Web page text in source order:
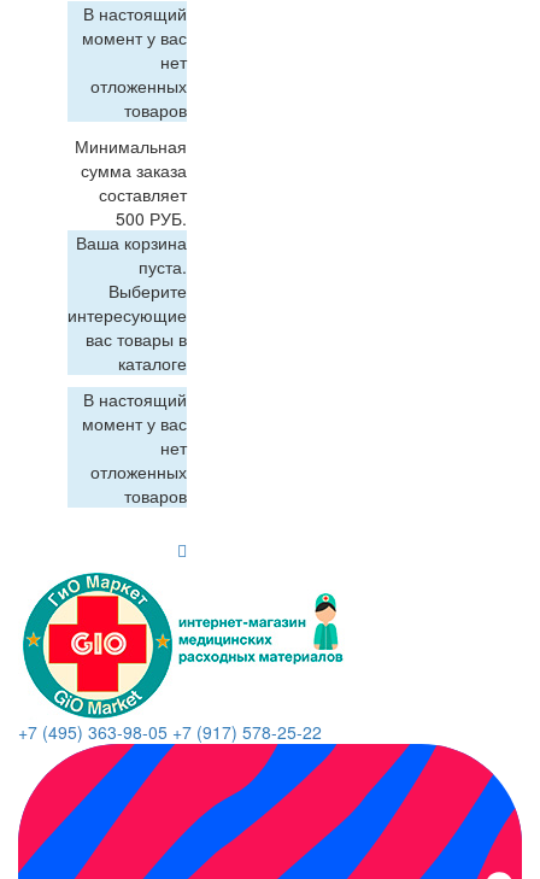
В настоящий
момент у вас
нет
отложенных
товаров
Минимальная
сумма заказа
составляет
500 РУБ.
Ваша корзина
пуста.
Выберите
интересующие
вас товары в
каталоге
В настоящий
момент у вас
нет
отложенных
товаров
+7 (495) 363-98-05 +7 (917) 578-25-22